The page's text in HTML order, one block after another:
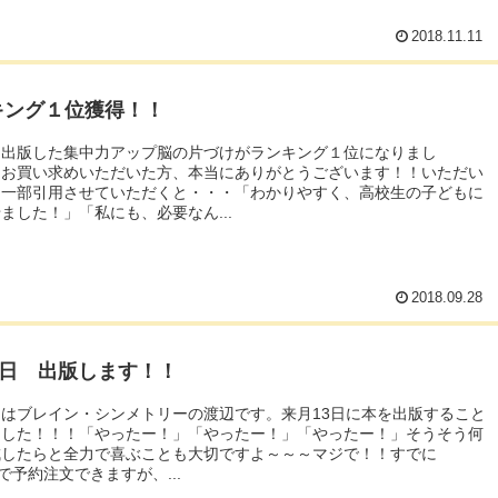
2018.11.11
グ１位獲得！！
版した集中力アップ脳の片づけがランキング１位になりまし
買い求めいただいた方、本当にありがとうございます！！いただい
部引用させていただくと・・・「わかりやすく、高校生の子どもに
した！」「私にも、必要なん...
2018.09.28
出版します！！
ブレイン・シンメトリーの渡辺です。来月13日に本を出版すること
た！！！「やったー！」「やったー！」「やったー！」そうそう何
たらと全力で喜ぶことも大切ですよ～～～マジで！！すでに
予約注文できますが、...